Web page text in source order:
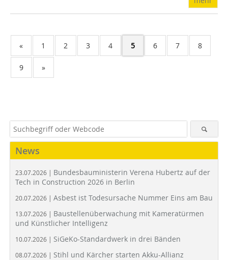
« 1 2 3 4 5 6 7 8
9 »
News
23.07.2026 | Bundesbauministerin Verena Hubertz auf der
Tech in Construction 2026 in Berlin
20.07.2026 | Asbest ist Todesursache Nummer Eins am Bau
13.07.2026 | Baustellenüberwachung mit Kameratürmen
und Künstlicher Intelligenz
10.07.2026 | SiGeKo-Standardwerk in drei Bänden
08.07.2026 | Stihl und Kärcher starten Akku-Allianz